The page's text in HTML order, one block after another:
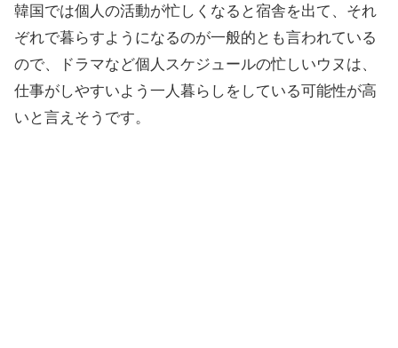
韓国では個人の活動が忙しくなると宿舎を出て、それ
ぞれで暮らすようになるのが一般的とも言われている
ので、ドラマなど個人スケジュールの忙しいウヌは、
仕事がしやすいよう一人暮らしをしている可能性が高
いと言えそうです。